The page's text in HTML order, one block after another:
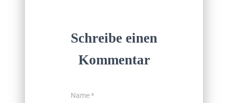
Schreibe einen
Kommentar
Name*